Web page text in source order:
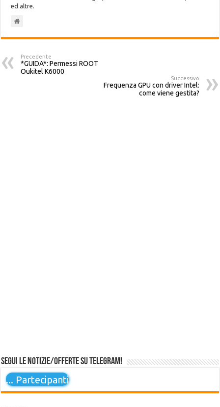
ed altre.
Precedente
*GUIDA*: Permessi ROOT
Oukitel K6000
Successivo
Frequenza GPU con driver Intel:
come viene gestita?
Segui le notizie/offerte su Telegram!
... Partecipanti